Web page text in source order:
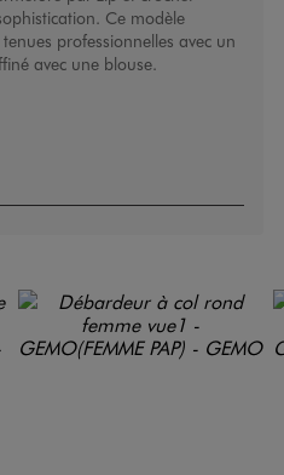
Ce modèle
professionnelles avec un
avec une blouse.